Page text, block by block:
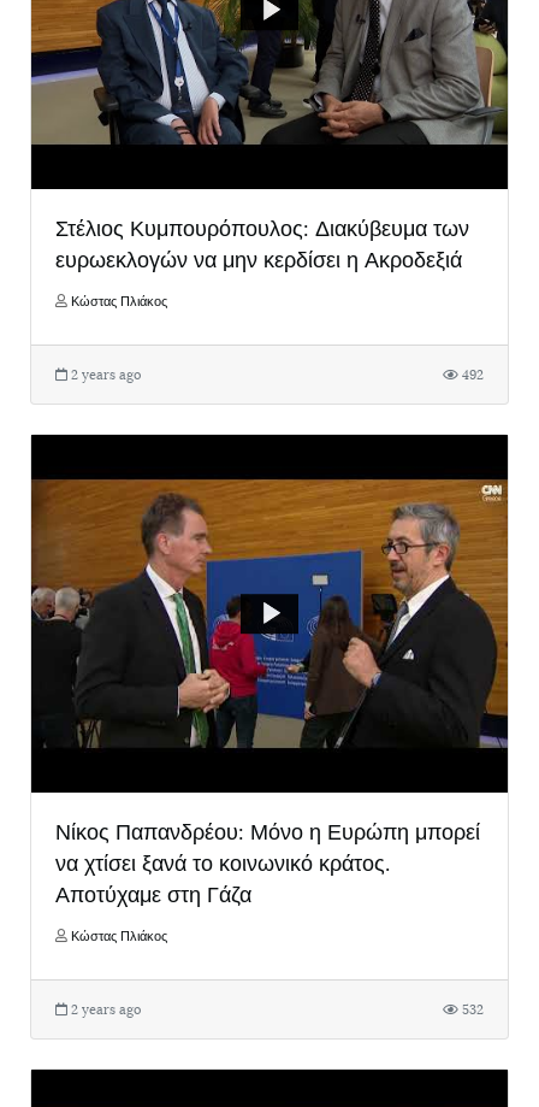
Στέλιος Κυμπουρόπουλος: Διακύβευμα των
ευρωεκλογών να μην κερδίσει η Ακροδεξιά
Κώστας Πλιάκος
2 years ago 492
Νίκος Παπανδρέου: Μόνο η Ευρώπη μπορεί
να χτίσει ξανά το κοινωνικό κράτος.
Αποτύχαμε στη Γάζα
Κώστας Πλιάκος
2 years ago 532